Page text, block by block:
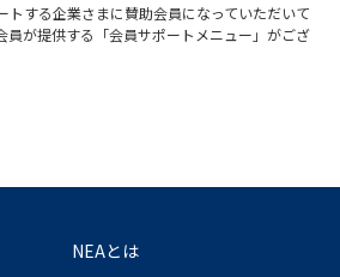
トする企業さまに賛助会員になっていただいて
員が提供する「会員サポートメニュー」がござ
NEAとは